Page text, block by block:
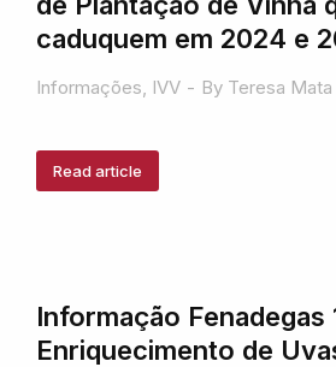
caduquem em 2024 e
Informações, IVV By Teresa Mata
Read article
Informação Fenadegas
Enriquecimento de